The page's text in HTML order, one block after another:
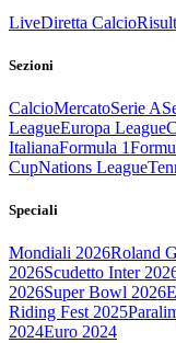
LiveDiretta Calcio
Sezioni
CalcioMercatoSerie A
LeagueEuropa League
ItalianaFormula 1
CupNations League
Speciali
Mondiali 2026Roland
2026Scudetto Inter
2026Super Bowl 2026
Riding Fest 2025
2024Euro 2024